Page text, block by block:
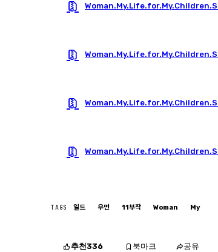
TAGS 일드 우먼 11부작 Woman My
추천336 북마크 공유